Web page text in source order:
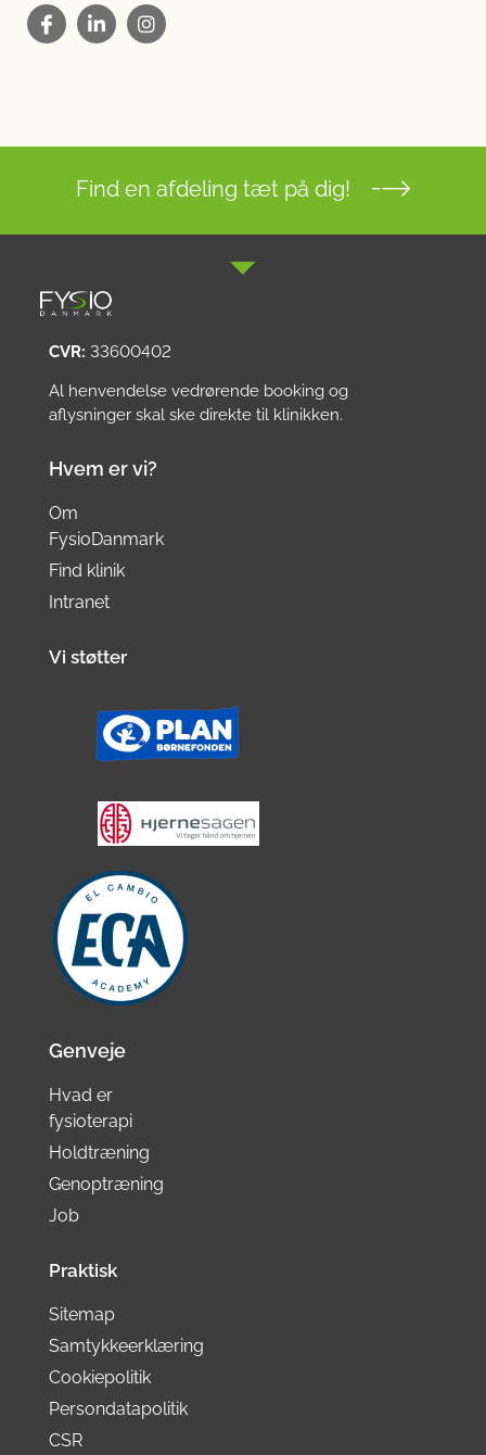
Find en afdeling tæt på dig!
CVR: 33600402
Al henvendelse vedrørende booking og
aflysninger skal ske direkte til klinikken.
Hvem er vi?
Om
FysioDanmark
Find klinik
Intranet
Vi støtter
Genveje
Hvad er
fysioterapi
Holdtræning
Genoptræning
Job
Praktisk
Sitemap
Samtykkeerklæring
Cookiepolitik
Persondatapolitik
CSR